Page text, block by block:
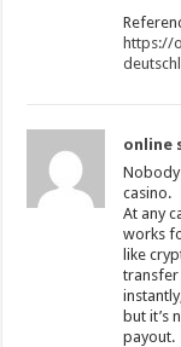
https://
online
Nobody
casino.
At any
works
like
transfer
instantly,
but it’s
payout.